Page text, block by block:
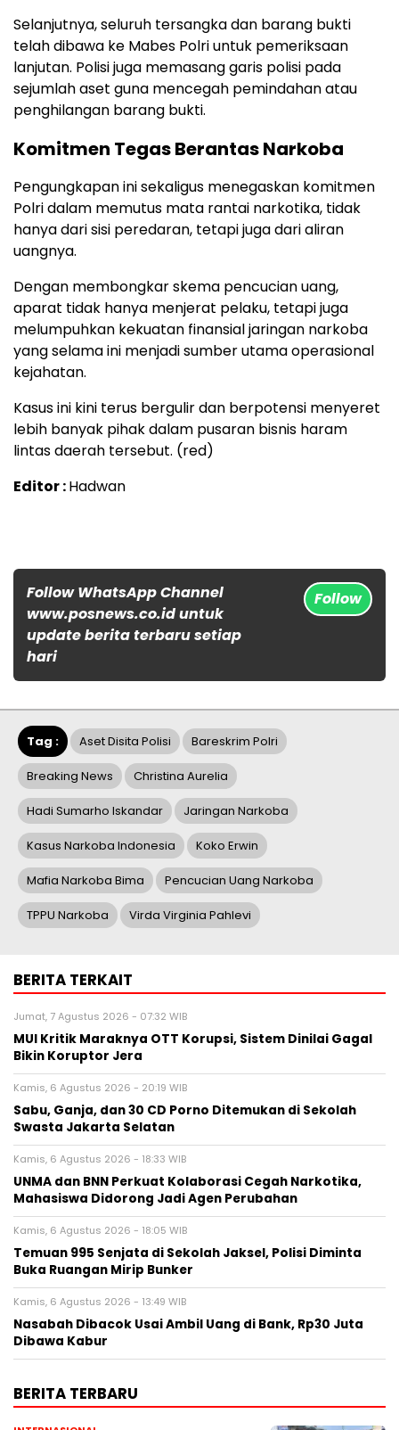
Selanjutnya, seluruh tersangka dan barang bukti
telah dibawa ke Mabes Polri untuk pemeriksaan
lanjutan. Polisi juga memasang garis polisi pada
sejumlah aset guna mencegah pemindahan atau
penghilangan barang bukti.
Komitmen Tegas Berantas Narkoba
Pengungkapan ini sekaligus menegaskan komitmen
Polri dalam memutus mata rantai narkotika, tidak
hanya dari sisi peredaran, tetapi juga dari aliran
uangnya.
Dengan membongkar skema pencucian uang,
aparat tidak hanya menjerat pelaku, tetapi juga
melumpuhkan kekuatan finansial jaringan narkoba
yang selama ini menjadi sumber utama operasional
kejahatan.
Kasus ini kini terus bergulir dan berpotensi menyeret
lebih banyak pihak dalam pusaran bisnis haram
lintas daerah tersebut. (red)
Editor :Hadwan
Follow WhatsApp Channel
www.posnews.co.id untuk
update berita terbaru setiap
hari
Follow
Tag : Aset Disita Polisi Bareskrim Polri
Breaking News Christina Aurelia
Hadi Sumarho Iskandar Jaringan Narkoba
Kasus Narkoba Indonesia Koko Erwin
Mafia Narkoba Bima Pencucian Uang Narkoba
TPPU Narkoba Virda Virginia Pahlevi
BERITA TERKAIT
Jumat, 7 Agustus 2026 - 07:32 WIB
MUI Kritik Maraknya OTT Korupsi, Sistem Dinilai Gagal
Bikin Koruptor Jera
Kamis, 6 Agustus 2026 - 20:19 WIB
Sabu, Ganja, dan 30 CD Porno Ditemukan di Sekolah
Swasta Jakarta Selatan
Kamis, 6 Agustus 2026 - 18:33 WIB
UNMA dan BNN Perkuat Kolaborasi Cegah Narkotika,
Mahasiswa Didorong Jadi Agen Perubahan
Kamis, 6 Agustus 2026 - 18:05 WIB
Temuan 995 Senjata di Sekolah Jaksel, Polisi Diminta
Buka Ruangan Mirip Bunker
Kamis, 6 Agustus 2026 - 13:49 WIB
Nasabah Dibacok Usai Ambil Uang di Bank, Rp30 Juta
Dibawa Kabur
BERITA TERBARU